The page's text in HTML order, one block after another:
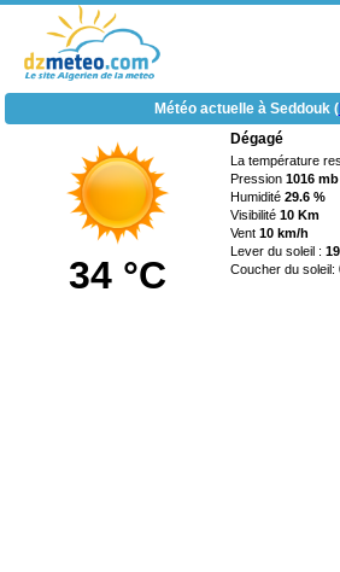
Météo actuelle à Seddouk (
34 °C
Dégagé
La température
Pression1016 mb
Humidité29.6 %
Visibilité10 Km
Vent10 km/h
Lever du soleil :
Coucher du soleil: